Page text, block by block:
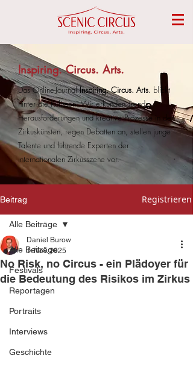
Inspiring. Circus. Arts.
Das Online-JournalInspiring. Circus. Arts. blickt
hinter die Kulissen. Wir erkunden Trends,
Herausforderungen und kreative Prozesse in den
Zirkuskünsten, regen Debatten an, stellen junge
Talente und führende Experten der
internationalen Zirkusszene vor.
Beitrag Registrieren
Alle Beiträge
Festivals
Reportagen
Portraits
Interviews
Geschichte
Alle Beiträge
No Risk, no Circus - ein Plädoyer für
die Bedeutung des Risikos im Zirkus
Daniel Burow
1. Nov. 2025